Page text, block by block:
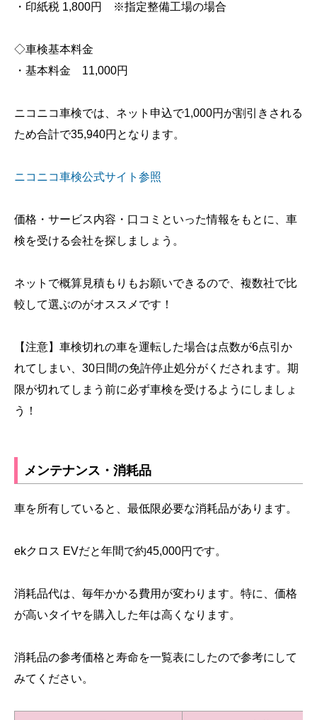
・印紙税 1,800円 ※指定整備工場の場合
◇車検基本料金
・基本料金 11,000円
ニコニコ車検では、ネット申込で1,000円が割引きされる
ため合計で35,940円となります。
ニコニコ車検公式サイト参照
価格・サービス内容・口コミといった情報をもとに、車
検を受ける会社を探しましょう。
ネットで概算見積もりもお願いできるので、複数社で比
較して選ぶのがオススメです！
【注意】車検切れの車を運転した場合は点数が6点引か
れてしまい、30日間の免許停止処分がくだされます。期
限が切れてしまう前に必ず車検を受けるようにしましょ
う！
メンテナンス・消耗品
車を所有していると、最低限必要な消耗品があります。
ekクロス EVだと年間で約45,000円です。
消耗品代は、毎年かかる費用が変わります。特に、価格
が高いタイヤを購入した年は高くなります。
消耗品の参考価格と寿命を一覧表にしたので参考にして
みてください。